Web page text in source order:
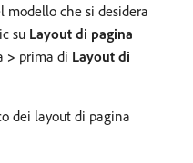
modello che si desidera
su Layout di pagina
> prima di Layout di
dei layout di pagina